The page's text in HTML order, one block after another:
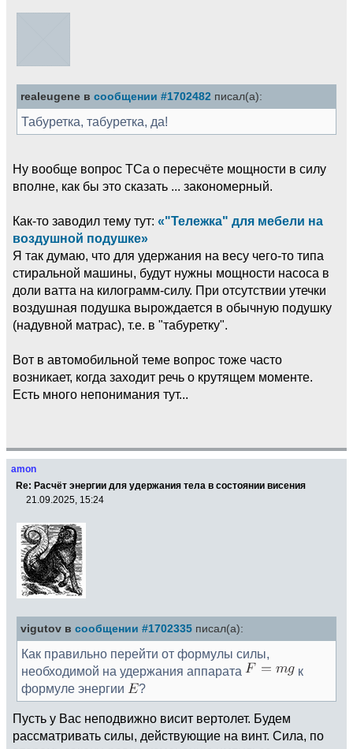
realeugene в сообщении #1702482 писал(а):
Табуретка, табуретка, да!
Ну вообще вопрос ТСа о пересчёте мощности в силу
вполне, как бы это сказать ... закономерный.
Как-то заводил тему тут: «"Тележка" для мебели на
воздушной подушке»
Я так думаю, что для удержания на весу чего-то типа
стиральной машины, будут нужны мощности насоса в
доли ватта на килограмм-силу. При отсутствии утечки
воздушная подушка вырождается в обычную подушку
(надувной матрас), т.е. в "табуретку".
Вот в автомобильной теме вопрос тоже часто
возникает, когда заходит речь о крутящем моменте.
Есть много непонимания тут...
amon
Re: Расчёт энергии для удержания тела в состоянии висения
21.09.2025, 15:24
vigutov в сообщении #1702335 писал(а):
Как правильно перейти от формулы силы,
необходимой на удержания аппарата
к
формуле энергии
?
Пусть у Вас неподвижно висит вертолет. Будем
рассматривать силы, действующие на винт. Сила, по